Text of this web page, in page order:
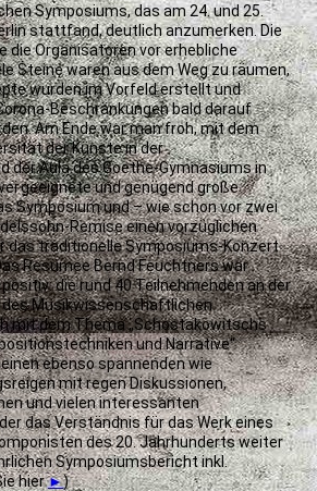
Symposiums, das am 24. und 25.
stattfand, deutlich anzumerken. Die
die Organisatoren vor erhebliche
Steine waren aus dem Weg zu räumen,
wurden im Vorfeld erstellt und
Beschränkungen bald darauf
Am Ende war man froh, mit dem
der Künste in der
der Aula des Goethe-Gymnasiums in
geeignete und genügend große
Symposium und – wie schon vor zwei
Remise einen vorzüglichen
traditionelle Symposiums-Konzert
Resümee Bernd Feuchtners war
die rund 40 Teilnehmenden an der
Musikwissenschaftlichen
mit dem Thema „Schostakowitschs
und Narrative“
ebenso spannenden wie
mit regen Diskussionen,
und vielen interessanten
das Verständnis für das Werk eines
des 20. Jahrhunderts weiter
Symposiumsbericht inkl.
hier►)